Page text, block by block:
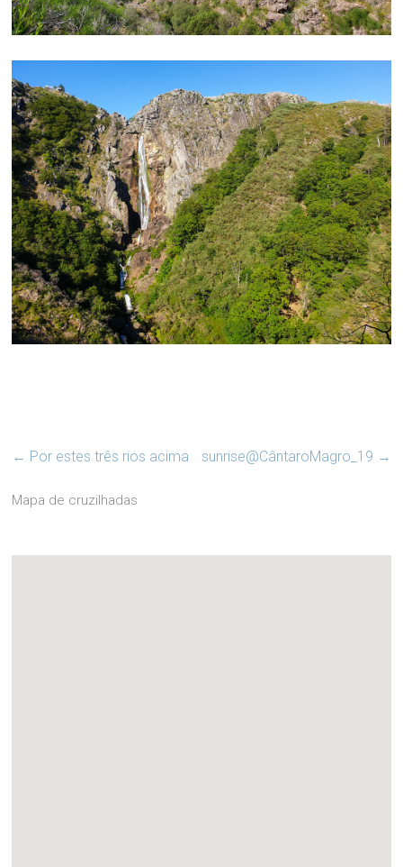
← Por estes três rios acima sunrise@CântaroMagro_19 →
Mapa de cruzilhadas